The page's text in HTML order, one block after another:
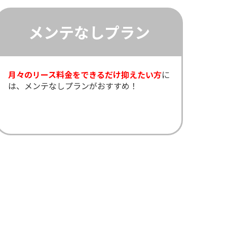
メンテなしプラン
月々のリース料金をできるだけ抑えたい方に
は、メンテなしプランがおすすめ！